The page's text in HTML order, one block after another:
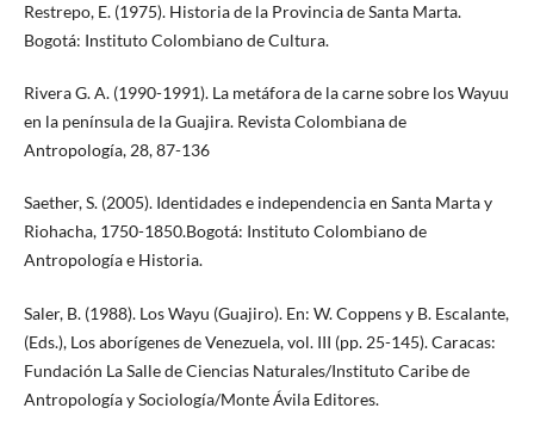
Restrepo, E. (1975). Historia de la Provincia de Santa Marta.
Bogotá: Instituto Colombiano de Cultura.
Rivera G. A. (1990-1991). La metáfora de la carne sobre los Wayuu
en la península de la Guajira. Revista Colombiana de
Antropología, 28, 87-136
Saether, S. (2005). Identidades e independencia en Santa Marta y
Riohacha, 1750-1850.Bogotá: Instituto Colombiano de
Antropología e Historia.
Saler, B. (1988). Los Wayu (Guajiro). En: W. Coppens y B. Escalante,
(Eds.), Los aborígenes de Venezuela, vol. III (pp. 25-145). Caracas:
Fundación La Salle de Ciencias Naturales/Instituto Caribe de
Antropología y Sociología/Monte Ávila Editores.